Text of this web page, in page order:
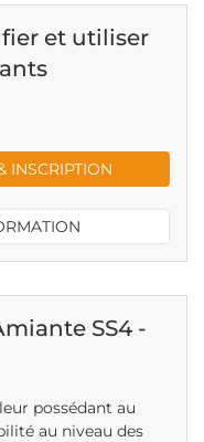
et utiliser
INSCRIPTION
SS4 -
possédant au
au niveau des